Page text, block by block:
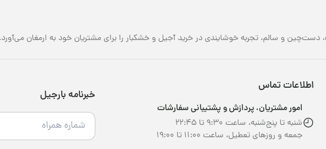
دست‌چین و سالم، تجربه خوشایندی در خرید آجیل و خشکبار را برای مشتریان خود به ارمغان می‌آورد.
اطلاعات تماس
امور مشتریان، پردازش و پشتیبانی سفارشات
شنبه تا پنج‌شنبه، ساعت ۹:۳۰ تا ۲۲:۴۵
جمعه و روزهای تعطیل، ساعت ۱۱:۰۰ تا ۱۹:۰۰
خبرنامه بارجیل